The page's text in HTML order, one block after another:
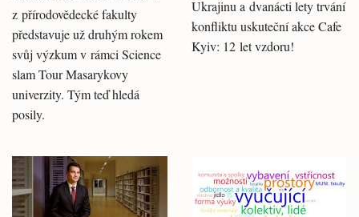
z přírodovědecké fakulty
představuje už druhým rokem
svůj výzkum v rámci Science
slam Tour Masarykovy
univerzity. Tým teď hledá
posily.
Ukrajinu a dvanácti lety trvání
konfliktu uskuteční akce Cafe
Kyiv: 12 let vzdoru!